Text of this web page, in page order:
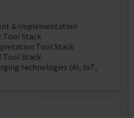
& Implementation
Tool Stack
Tool Stack
Tool Stack
technologies (AI, IoT,